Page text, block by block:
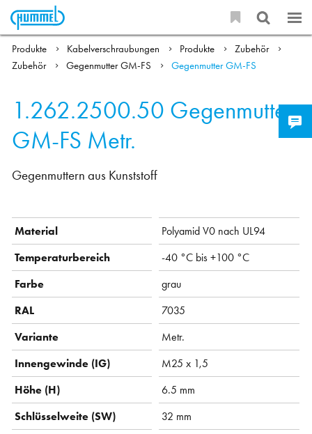
Produkte Kabelverschraubungen Produkte
Zubehör
Zubehör
Gegenmutter GM-FS Gegenmutter GM-FS
1.262.2500.50 Gegenmutter
GM-FS Metr.
Gegenmuttern aus Kunststoff
Material
Polyamid V0 nach UL94
Temperaturbereich
-40 °C bis +100 °C
Farbe
grau
RAL
7035
Variante
Metr.
Innengewinde (IG)
M25 x 1,5
Höhe (H)
6.5 mm
Schlüsselweite (SW)
32 mm